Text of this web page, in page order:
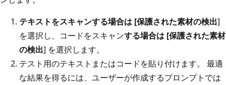
テキストをスキャンする場合は [保護された素材の検出]
を選択し、コードをスキャンする場合は [保護された素材
の検出] を選択します。
テスト用のテキストまたはコードを貼り付けます。 最適
な結果を得るには、ユーザーが作成するプロンプトでは